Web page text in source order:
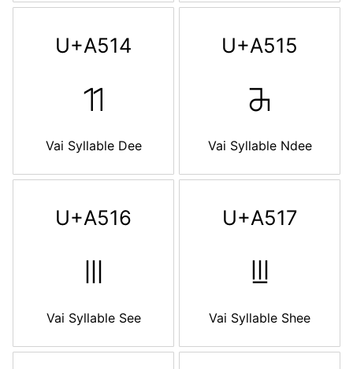
U+A514
ꔔ
Vai Syllable Dee
U+A515
ꔕ
Vai Syllable Ndee
U+A516
ꔖ
Vai Syllable See
U+A517
ꔗ
Vai Syllable Shee